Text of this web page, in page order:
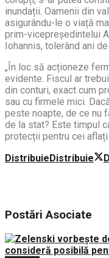
inundații. Oamenii din
asigurându-le o viață
prim-vicepreședintelui
Iohannis, tolerând ani
„În loc să acționeze
evidente. Fiscul ar
din conturi, exact cum
sau cu firmele mici.
peste noapte, de ce nu
de la stat? Este timpul
protecții pentru cei aflați
Distribuie Distribuie
PostăriAsociate